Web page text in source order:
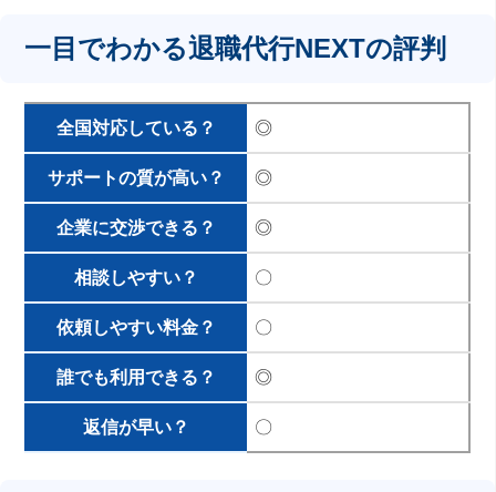
一目でわかる退職代行NEXTの評判
全国対応している？ ◎
サポートの質が高い？ ◎
企業に交渉できる？ ◎
相談しやすい？ 〇
依頼しやすい料金？ 〇
誰でも利用できる？ ◎
返信が早い？ 〇